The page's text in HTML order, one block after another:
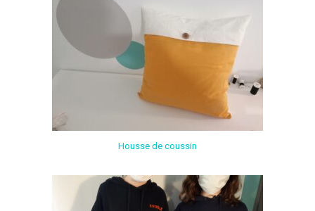
Housse de coussin